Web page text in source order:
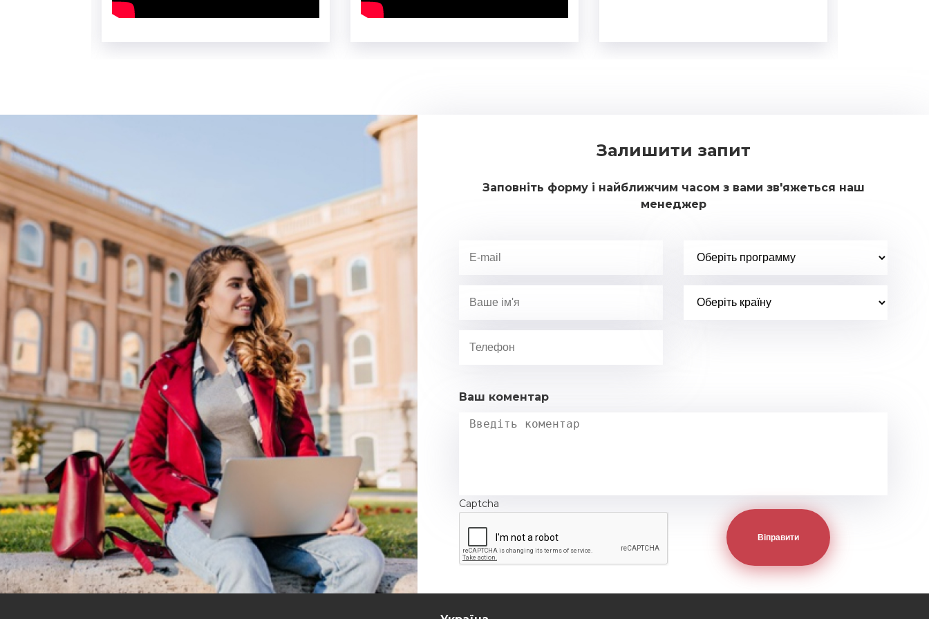
Залишити запит
Заповніть форму і найближчим часом з вами зв'яжеться наш
менеджер
Ваш коментар
Captcha